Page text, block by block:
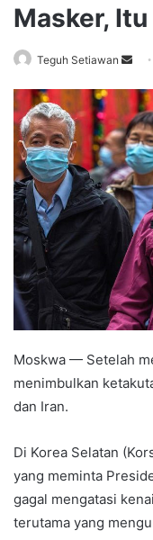
Masker,
Teguh Setiawan
Moskwa — Setelah
menimbulkan
dan Iran.
Di Korea Selatan
yang meminta
gagal mengatasi
terutama yang